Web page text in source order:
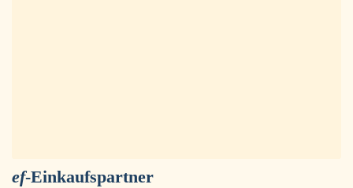
ef-Einkaufspartner